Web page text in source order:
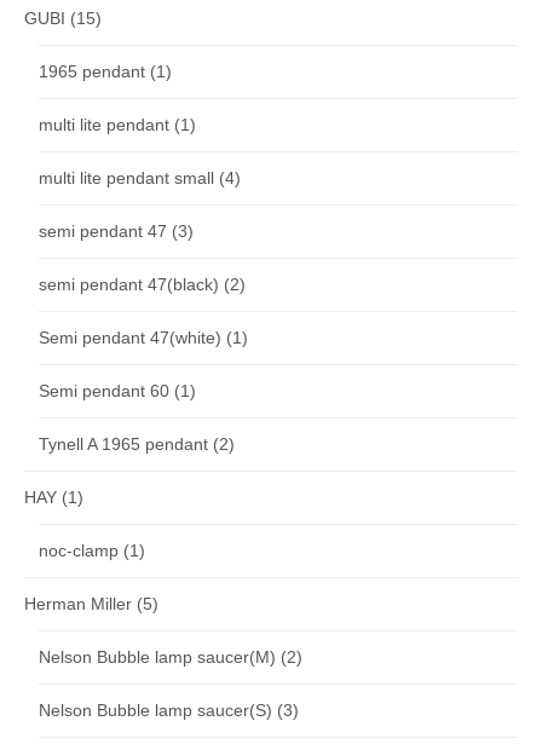
GUBI (15)
1965 pendant (1)
multi lite pendant (1)
multi lite pendant small (4)
semi pendant 47 (3)
semi pendant 47(black) (2)
Semi pendant 47(white) (1)
Semi pendant 60 (1)
Tynell A 1965 pendant (2)
HAY (1)
noc-clamp (1)
Herman Miller (5)
Nelson Bubble lamp saucer(M) (2)
Nelson Bubble lamp saucer(S) (3)